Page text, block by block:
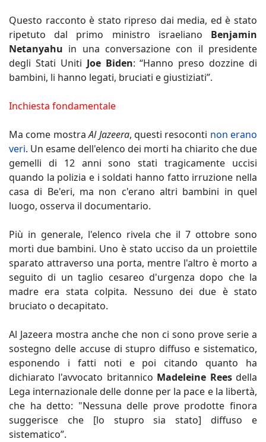
Questo racconto è stato ripreso dai media, ed è stato
ripetuto dal primo ministro israeliano Benjamin
Netanyahu in una conversazione con il presidente
degli Stati Uniti Joe Biden: “Hanno preso dozzine di
bambini, li hanno legati, bruciati e giustiziati”.
Inchiesta fondamentale
Ma come mostraAl Jazeera, questi resoconti non erano
veri. Un esame dell'elenco dei morti ha chiarito che due
gemelli di 12 anni sono stati tragicamente uccisi
quando la polizia e i soldati hanno fatto irruzione nella
casa di Be'eri, ma non c'erano altri bambini in quel
luogo, osserva il documentario.
Più in generale, l'elenco rivela che il 7 ottobre sono
morti due bambini. Uno è stato ucciso da un proiettile
sparato attraverso una porta, mentre l'altro è morto a
seguito di un taglio cesareo d'urgenza dopo che la
madre era stata colpita. Nessuno dei due è stato
bruciato o decapitato.
Al Jazeera mostra anche che non ci sono prove serie a
sostegno delle accuse di stupro diffuso e sistematico,
esponendo i fatti noti e poi citando quanto ha
dichiarato l'avvocato britannico Madeleine Reesdella
Lega internazionale delle donne per la pace e la libertà,
che ha detto: "Nessuna delle prove prodotte finora
suggerisce che [lo stupro sia stato] diffuso e
sistematico”.